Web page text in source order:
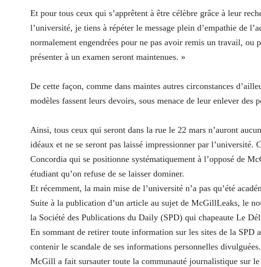
Et pour tous ceux qui s’apprêtent à être célèbre grâce à leur
l’université, je tiens à répéter le message plein d’empathie de
normalement engendrées pour ne pas avoir remis un travail, ou
présenter à un examen seront maintenues. »
De cette façon, comme dans maintes autres circonstances
modèles fassent leurs devoirs, sous menace de leur enlever des
Ainsi, tous ceux qui seront dans la rue le 22 mars n’auront
idéaux et ne se seront pas laissé impressionner par
Concordia qui se positionne systématiquement à l’opposé de
étudiant qu’on refuse de se laisser dominer.
Et récemment, la main mise de l’université n’a pas qu’été
Suite à la publication d’un article au sujet de McGillLeaks, le
la Société des Publications du Daily (SPD) qui chapeaute Le
En sommant de retirer toute information sur les sites de la
contenir le scandale de ses informations personnelles
McGill a fait sursauter toute la communauté journalistique sur